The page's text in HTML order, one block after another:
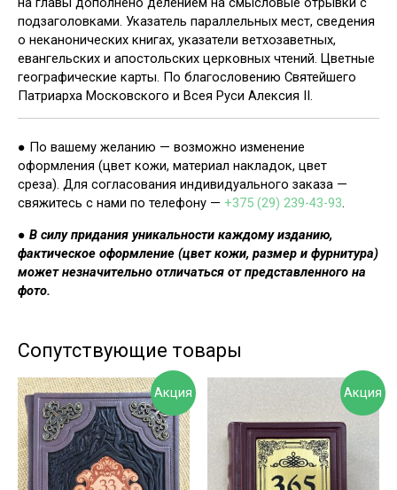
подзаголовками. Указатель параллельных мест, сведения
о неканонических книгах, указатели ветхозаветных,
евангельских и апостольских церковных чтений. Цветные
географические карты. По благословению Святейшего
Патриарха Московского и Всея Руси Алексия II.
● По вашему желанию — возможно изменение
оформления (цвет кожи, материал накладок, цвет
среза). Для согласования индивидуального заказа —
свяжитесь с нами по телефону — +375 (29) 239-43-93.
● В силу придания уникальности каждому изданию,
фактическое оформление (цвет кожи, размер и фурнитура)
может незначительно отличаться от представленного на
фото.
Сопутствующие товары
Акция Акция